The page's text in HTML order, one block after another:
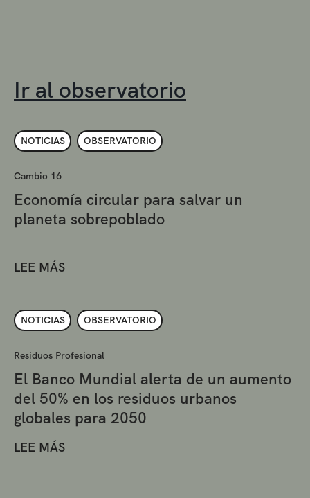
Ir al observatorio
NOTICIAS OBSERVATORIO
Cambio 16
Economía circular para salvar un
planeta sobrepoblado
LEE MÁS
NOTICIAS OBSERVATORIO
Residuos Profesional
El Banco Mundial alerta de un aumento
del 50% en los residuos urbanos
globales para 2050
LEE MÁS